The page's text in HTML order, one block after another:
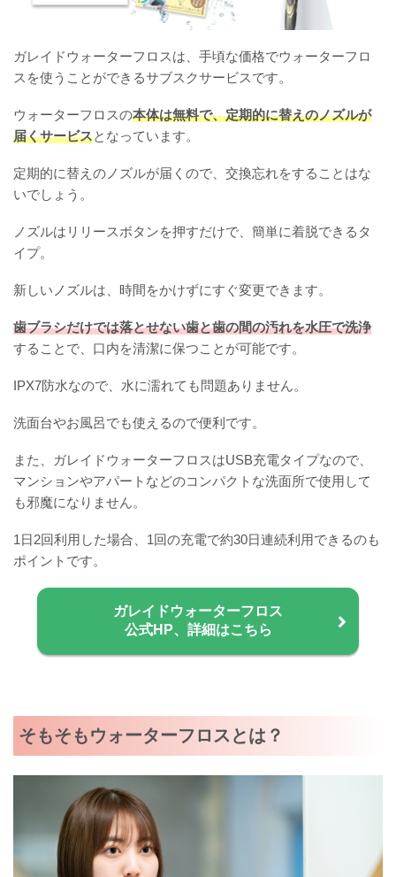
ガレイドウォーターフロスは、手頃な価格でウォーターフロ
スを使うことができるサブスクサービスです。
ウォーターフロスの本体は無料で、定期的に替えのノズルが
届くサービスとなっています。
定期的に替えのノズルが届くので、交換忘れをすることはな
いでしょう。
ノズルはリリースボタンを押すだけで、簡単に着脱できるタ
イプ。
新しいノズルは、時間をかけずにすぐ変更できます。
歯ブラシだけでは落とせない歯と歯の間の汚れを水圧で洗浄
することで、口内を清潔に保つことが可能です。
IPX7防水なので、水に濡れても問題ありません。
洗面台やお風呂でも使えるので便利です。
また、ガレイドウォーターフロスはUSB充電タイプなので、
マンションやアパートなどのコンパクトな洗面所で使用して
も邪魔になりません。
1日2回利用した場合、1回の充電で約30日連続利用できるのも
ポイントです。
ガレイドウォーターフロス
公式HP、詳細はこちら
そもそもウォーターフロスとは？